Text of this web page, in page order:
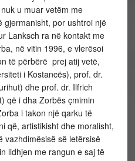
u muar vetëm me
gjermanisht, por ushtroi një
Lanksch ra në kontakt me
në vitin 1996, e vlerësoi
të përbërë prej atij vetë,
i Kostancës), prof. dr.
dhe prof. dr. Ilfrich
që i dha Zorbës çmimin
i takon një qarku të
që, artistikisht dhe moralisht,
vazhdimësisë së letërsisë
lidhjen me rangun e saj të